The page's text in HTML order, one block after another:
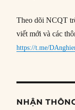
Theo dõi NCQT
viết mới và các
https://t.me/
NHẬN